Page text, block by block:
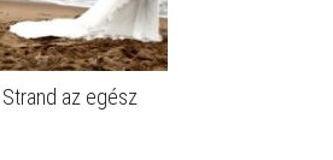
az egész